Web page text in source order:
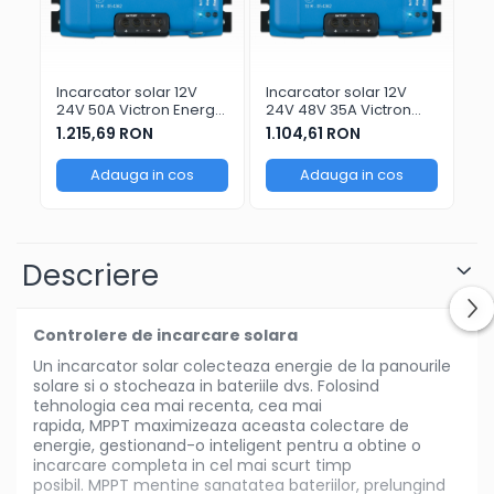
Incarcator solar 12V
24V 50A Victron Energy
SmartSolar MPPT 100/50
1.215,69 RON
Adauga in cos
Incarcator solar 12V
24V 48V 35A Victron
Energy BlueSolar MPPT
150/35
1.104,61 RON
Adauga in cos
Descriere
Controlere de incarcare solara
Un incarcator solar colecteaza energie de la panourile
solare si o stocheaza in bateriile dvs. Folosind
tehnologia cea mai recenta, cea mai
rapida, MPPT maximizeaza aceasta colectare de
energie, gestionand-o inteligent pentru a obtine o
incarcare completa in cel mai scurt timp
posibil. MPPT mentine sanatatea bateriilor, prelungind